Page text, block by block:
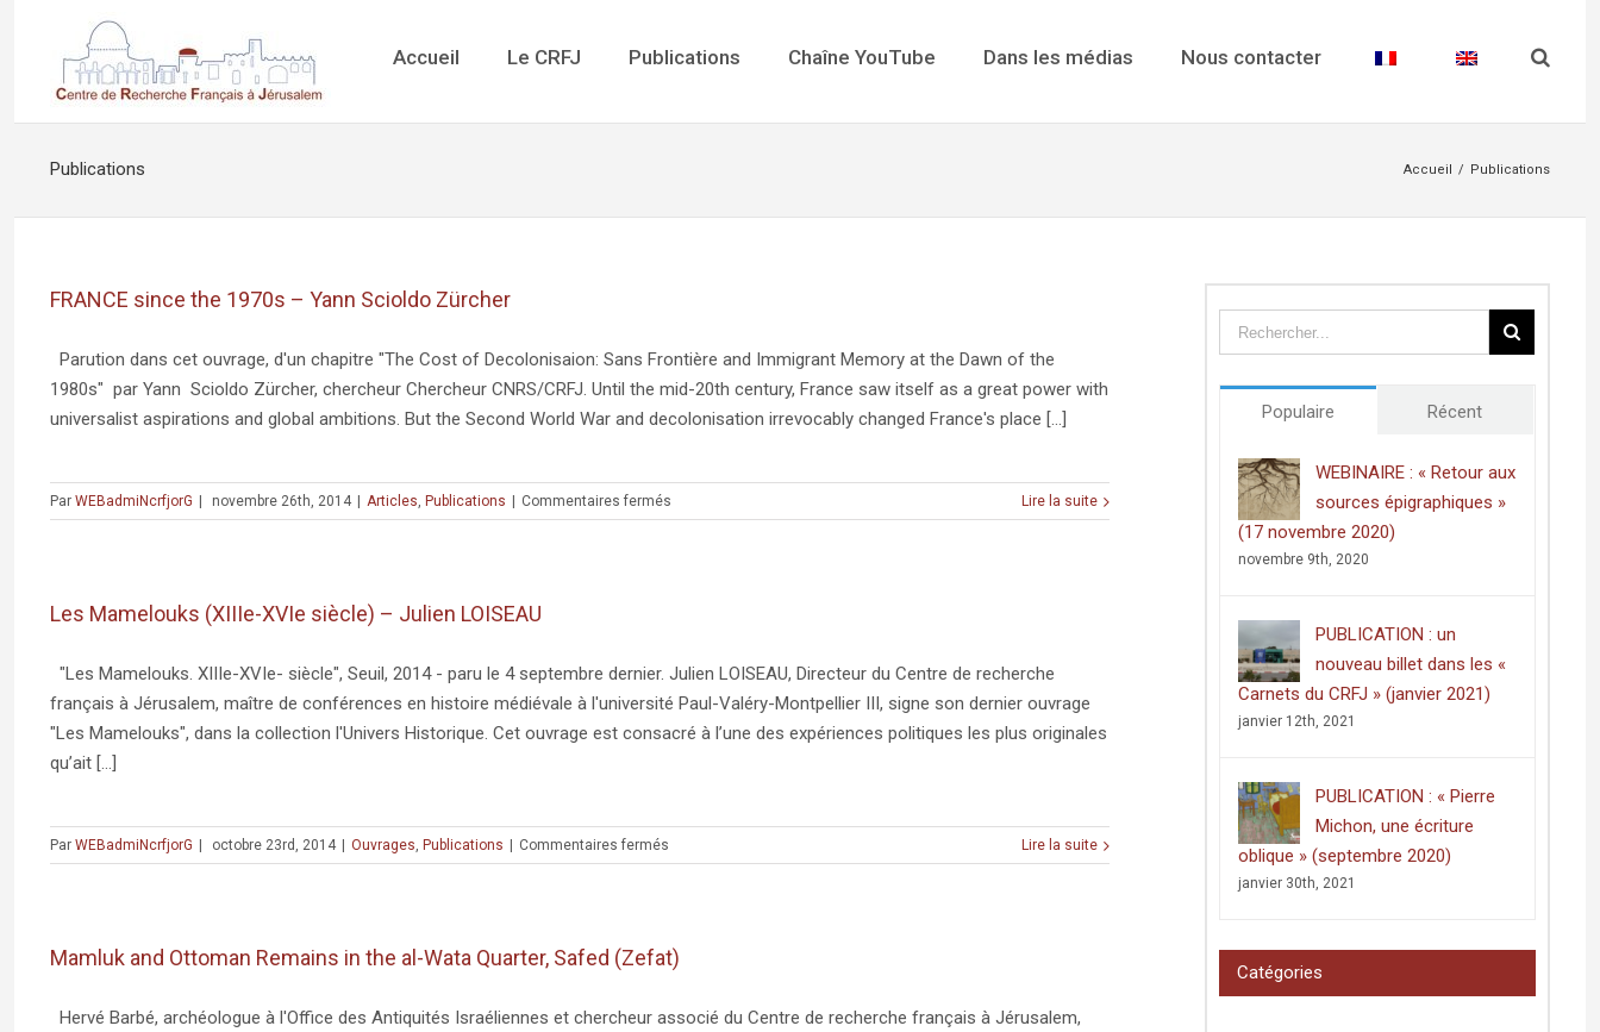
Accueil Le CRFJ Publications Chaîne YouTube Dans les médias Nous contacter
Publications Accueil / Publications
FRANCE since the 1970s – Yann Scioldo Zürcher
Parution dans cet ouvrage, d'un chapitre "The Cost of Decolonisaion: Sans Frontière and Immigrant Memory at the Dawn of the
1980s" par Yann Scioldo Zürcher, chercheur Chercheur CNRS/CRFJ. Until the mid-20th century, France saw itself as a great power with
universalist aspirations and global ambitions. But the Second World War and decolonisation irrevocably changed France's place [...]
Par WEBadmiNcrfjorG novembre 26th, 2014 Articles, Publications Commentaires fermés
FRANCE
Scioldo
Lire la suite
Les Mamelouks (XIIIe-XVIe siècle) – Julien LOISEAU
"Les Mamelouks. XIIIe-XVIe- siècle", Seuil, 2014 - paru le 4 septembre dernier. Julien LOISEAU, Directeur du Centre de recherche
français à Jérusalem, maître de conférences en histoire médiévale à l'université Paul-Valéry-Montpellier III, signe son dernier ouvrage
"Les Mamelouks", dans la collection l'Univers Historique. Cet ouvrage est consacré à l’une des expériences politiques les plus originales
qu’ait [...]
Par WEBadmiNcrfjorG octobre 23rd, 2014 Ouvrages, Publications Commentaires fermés
Les
siècle)
Julien
Lire la suite
Mamluk and Ottoman Remains in the al-Wata Quarter, Safed (Zefat)
Hervé Barbé, archéologue à l'Office des Antiquités Israéliennes et chercheur associé du Centre de recherche français à Jérusalem,
Populaire Récent
WEBINAIRE : « Retour aux
sources épigraphiques »
(17 novembre 2020)
novembre 9th, 2020
PUBLICATION : un
nouveau billet dans les «
Carnets du CRFJ » (janvier 2021)
janvier 12th, 2021
PUBLICATION : « Pierre
Michon, une écriture
oblique » (septembre 2020)
janvier 30th, 2021
Catégories